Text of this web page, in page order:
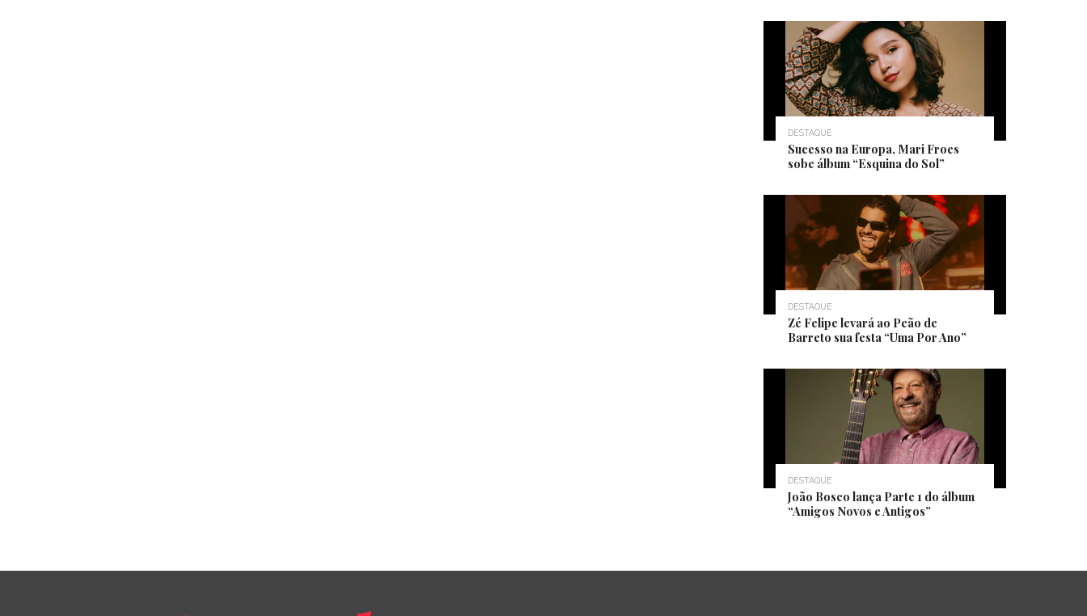
DESTAQUE
Sucesso na Europa, Mari Froes
sobe álbum “Esquina do Sol”
DESTAQUE
Zé Felipe levará ao Peão de
Barreto sua festa “Uma Por Ano”
DESTAQUE
João Bosco lança Parte 1 do álbum
“Amigos Novos e Antigos”